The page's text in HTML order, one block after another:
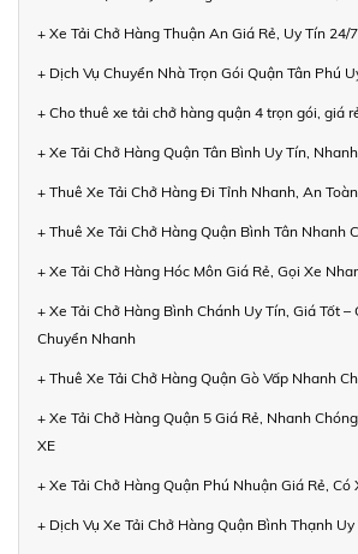
+ Xe Tải Chở Hàng Thuận An Giá Rẻ, Uy Tín 24/7
+ Dịch Vụ Chuyển Nhà Trọn Gói Quận Tân Phú
+ Cho thuê xe tải chở hàng quận 4 trọn gói, giá
+ Xe Tải Chở Hàng Quận Tân Bình Uy Tín,
+ Thuê Xe Tải Chở Hàng Đi Tỉnh Nhanh, An
+ Thuê Xe Tải Chở Hàng Quận Bình Tân Nhanh
+ Xe Tải Chở Hàng Hóc Môn Giá Rẻ, Gọi Xe
+ Xe Tải Chở Hàng Bình Chánh Uy Tín, Giá Tốt –
Chuyển Nhanh
+ Thuê Xe Tải Chở Hàng Quận Gò Vấp Nhanh
+ Xe Tải Chở Hàng Quận 5 Giá Rẻ, Nhanh
XE
+ Xe Tải Chở Hàng Quận Phú Nhuận Giá Rẻ, Có
+ Dịch Vụ Xe Tải Chở Hàng Quận Bình Thạnh Uy